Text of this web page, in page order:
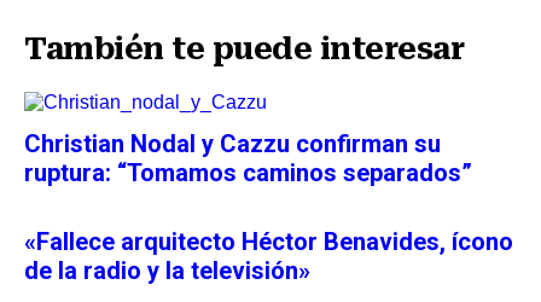
También te puede interesar
Christian Nodal y Cazzu confirman su
ruptura: “Tomamos caminos separados”
«Fallece arquitecto Héctor Benavides, ícono
de la radio y la televisión»